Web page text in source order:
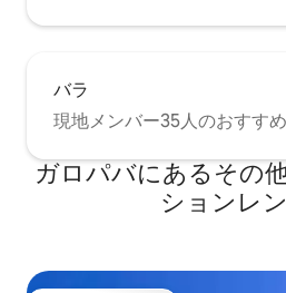
バラ
現地メンバー35人のおすすめ
ガロパバにあるその
ションレ